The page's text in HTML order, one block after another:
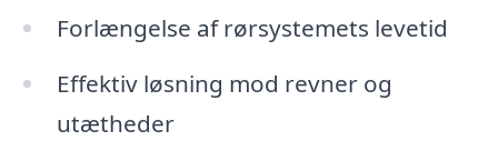
Forlængelse af rørsystemets levetid
Effektiv løsning mod revner og
utætheder